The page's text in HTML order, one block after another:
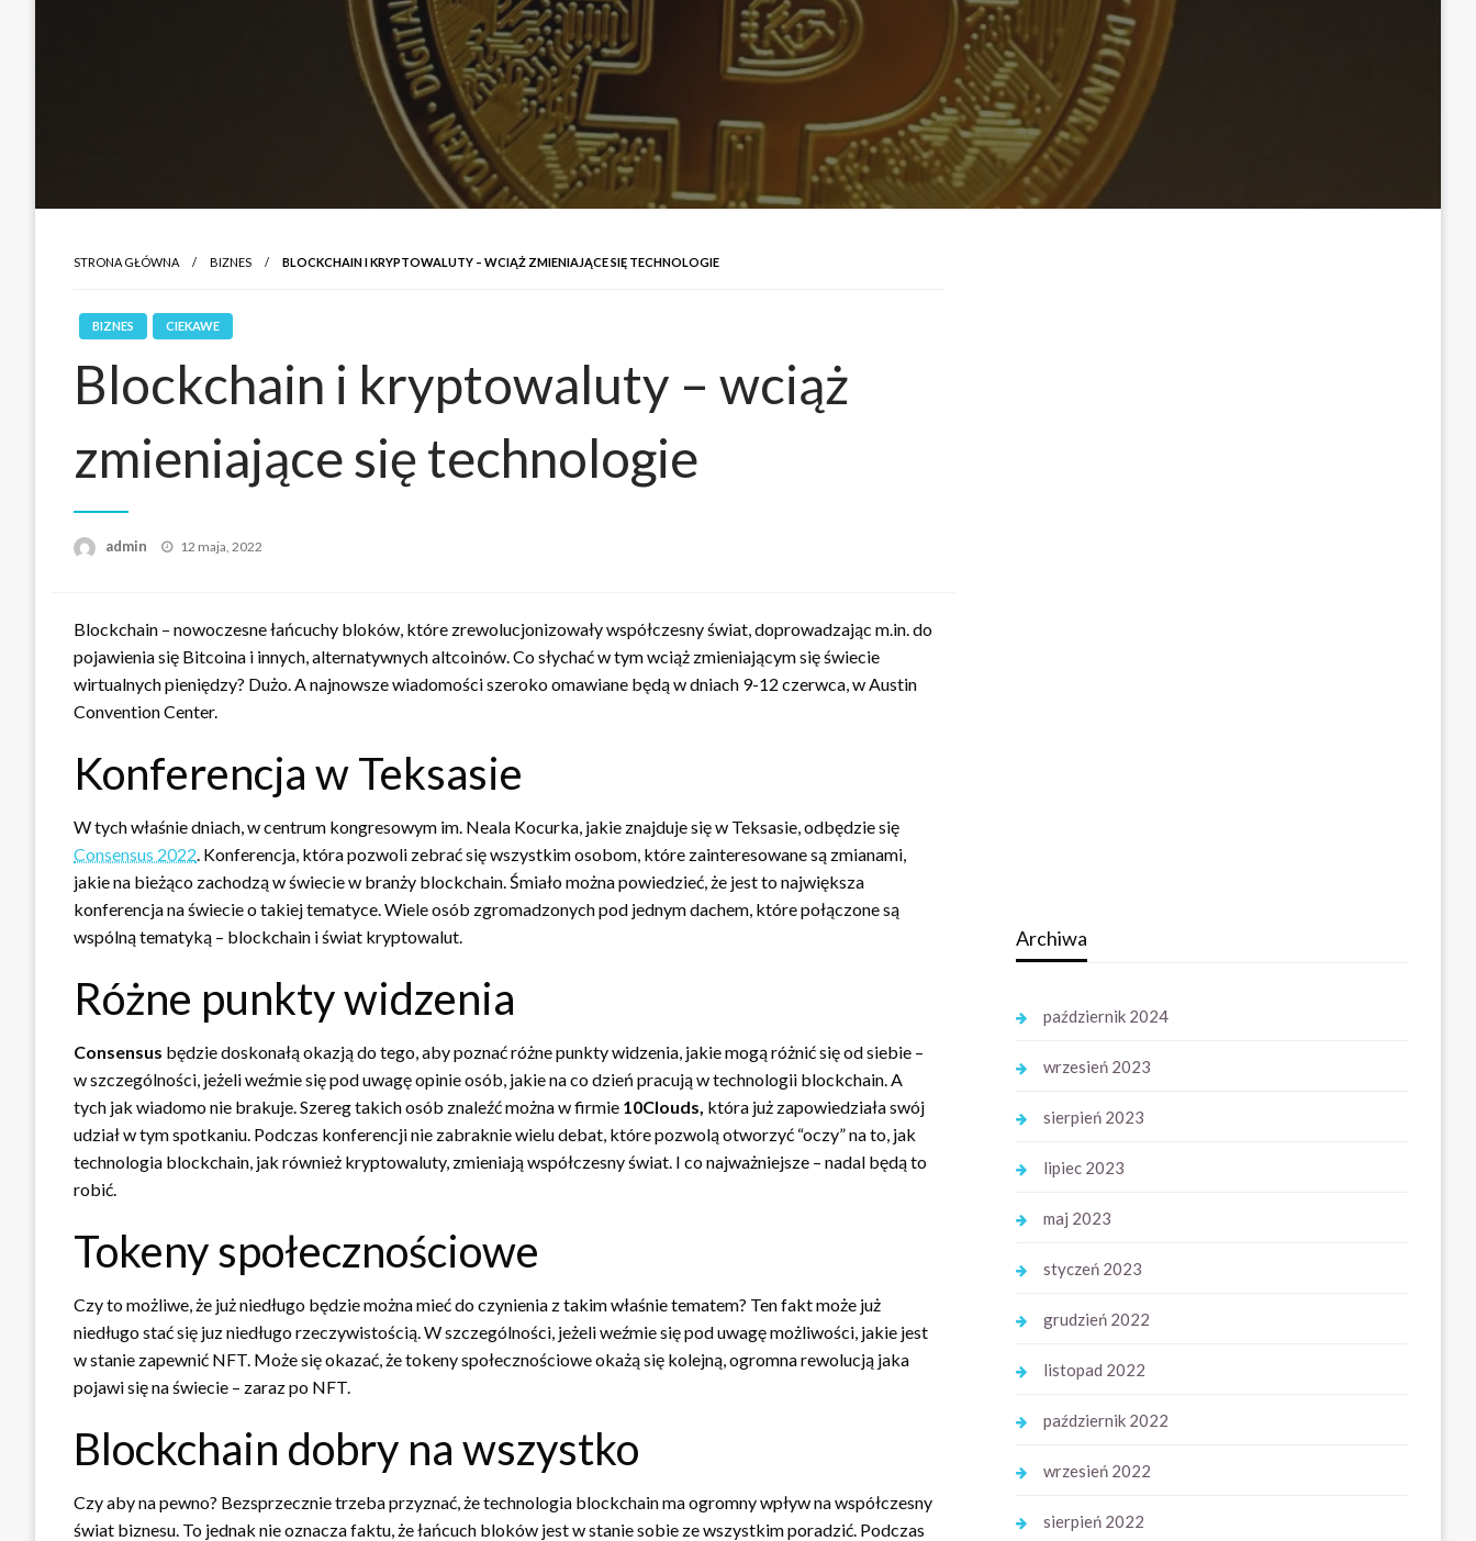
STRONA GŁÓWNA BIZNES BLOCKCHAIN I KRYPTOWALUTY – WCIĄŻ ZMIENIAJĄCE SIĘ TECHNOLOGIE
BIZNES CIEKAWE
Blockchain i kryptowaluty – wciąż
zmieniające się technologie
admin
Opublikowane
12 maja, 2022
Blockchain – nowoczesne łańcuchy bloków, które zrewolucjonizowały współczesny świat, doprowadzając m.in. do
pojawienia się Bitcoina i innych, alternatywnych altcoinów. Co słychać w tym wciąż zmieniającym się świecie
wirtualnych pieniędzy? Dużo. A najnowsze wiadomości szeroko omawiane będą w dniach 9-12 czerwca, w Austin
Convention Center.
Konferencja w Teksasie
W tych właśnie dniach, w centrum kongresowym im. Neala Kocurka, jakie znajduje się w Teksasie, odbędzie się
Consensus 2022. Konferencja, która pozwoli zebrać się wszystkim osobom, które zainteresowane są zmianami,
jakie na bieżąco zachodzą w świecie w branży blockchain. Śmiało można powiedzieć, że jest to największa
konferencja na świecie o takiej tematyce. Wiele osób zgromadzonych pod jednym dachem, które połączone są
wspólną tematyką – blockchain i świat kryptowalut.
Różne punkty widzenia
Consensus będzie doskonałą okazją do tego, aby poznać różne punkty widzenia, jakie mogą różnić się od siebie –
w szczególności, jeżeli weźmie się pod uwagę opinie osób, jakie na co dzień pracują w technologii blockchain. A
tych jak wiadomo nie brakuje. Szereg takich osób znaleźć można w firmie 10Clouds, która już zapowiedziała swój
udział w tym spotkaniu. Podczas konferencji nie zabraknie wielu debat, które pozwolą otworzyć “oczy” na to, jak
technologia blockchain, jak również kryptowaluty, zmieniają współczesny świat. I co najważniejsze – nadal będą to
robić.
Tokeny społecznościowe
Czy to możliwe, że już niedługo będzie można mieć do czynienia z takim właśnie tematem? Ten fakt może już
niedługo stać się juz niedługo rzeczywistością. W szczególności, jeżeli weźmie się pod uwagę możliwości, jakie jest
w stanie zapewnić NFT. Może się okazać, że tokeny społecznościowe okażą się kolejną, ogromna rewolucją jaka
pojawi się na świecie – zaraz po NFT.
Blockchain dobry na wszystko
Czy aby na pewno? Bezsprzecznie trzeba przyznać, że technologia blockchain ma ogromny wpływ na współczesny
świat biznesu. To jednak nie oznacza faktu, że łańcuch bloków jest w stanie sobie ze wszystkim poradzić. Podczas
Archiwa
październik 2024
wrzesień 2023
sierpień 2023
lipiec 2023
maj 2023
styczeń 2023
grudzień 2022
listopad 2022
październik 2022
wrzesień 2022
sierpień 2022